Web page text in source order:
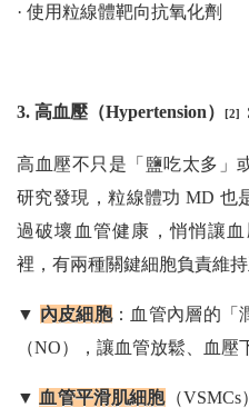
· 使用粒線體靶向抗氧化劑
3. 高血壓（Hypertension） [2]
高血壓不只是「鹽吃太多」
研究發現，粒線體功 MD 也
過破壞血管健康，悄悄讓
裡，有兩種關鍵細胞負責維持
▼ 內皮細胞：血管內層的「
（NO），讓血管放鬆、血壓
▼ 血管平滑肌細胞（VSMCs